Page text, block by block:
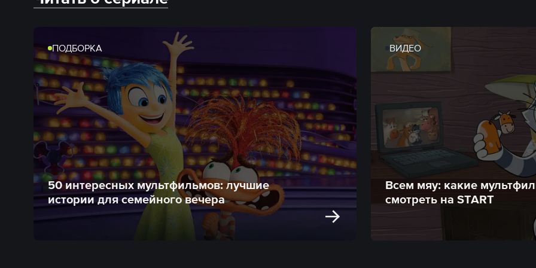
ПОДБОРКА
50 интересных мультфильмов: лучшие
истории для семейного вечера
ВИДЕО
Всем мяу: какие
смотреть на START